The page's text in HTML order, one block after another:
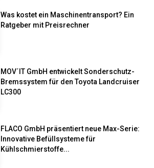
Was kostet ein Maschinentransport? Ein
Ratgeber mit Preisrechner
MOV´IT GmbH entwickelt Sonderschutz-
Bremssystem für den Toyota Landcruiser
LC300
FLACO GmbH präsentiert neue Max-Serie:
Innovative Befüllsysteme für
Kühlschmierstoffe...